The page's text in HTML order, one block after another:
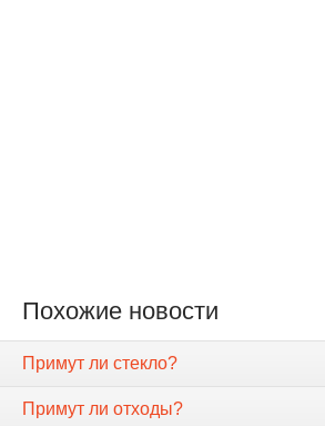
Похожие новости
Примут ли стекло?
Примут ли отходы?